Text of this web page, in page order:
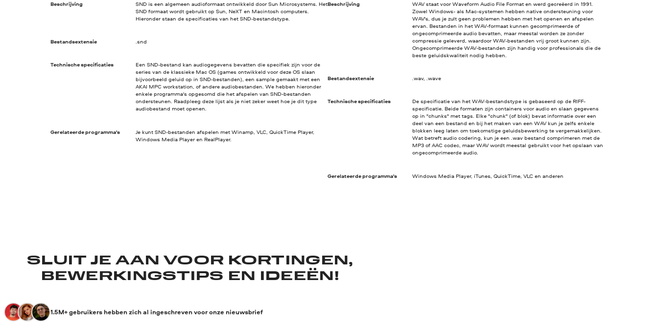
Beschrijving
SND is een algemeen audioformaat ontwikkeld door Sun Microsystems. Het
SND formaat wordt gebruikt op Sun, NeXT en Macintosh computers.
Hieronder staan de specificaties van het SND-bestandstype.
Bestandsextensie .snd
Technische specificaties
Een SND-bestand kan audiogegevens bevatten die specifiek zijn voor de
series van de klassieke Mac OS (games ontwikkeld voor deze OS slaan
bijvoorbeeld geluid op in SND-bestanden), een sample gemaakt met een
AKAI MPC workstation, of andere audiobestanden. We hebben hieronder
enkele programma's opgesomd die het afspelen van SND-bestanden
ondersteunen. Raadpleeg deze lijst als je niet zeker weet hoe je dit type
audiobestand moet openen.
Gerelateerde programma's
Je kunt SND-bestanden afspelen met Winamp, VLC, QuickTime Player,
Windows Media Player en RealPlayer.
Beschrijving
WAV staat voor Waveform Audio File Format en werd gecreëerd in 1991.
Zowel Windows- als Mac-systemen hebben native ondersteuning voor
WAV's, dus je zult geen problemen hebben met het openen en afspelen
ervan. Bestanden in het WAV-formaat kunnen gecomprimeerde of
ongecomprimeerde audio bevatten, maar meestal worden ze zonder
compressie geleverd, waardoor WAV-bestanden vrij groot kunnen zijn.
Ongecomprimeerde WAV-bestanden zijn handig voor professionals die de
beste geluidskwaliteit nodig hebben.
Bestandsextensie .wav, .wave
Technische specificaties
De specificatie van het WAV-bestandstype is gebaseerd op de RIFF-
specificatie. Beide formaten zijn containers voor audio en slaan gegevens
op in "chunks" met tags. Elke "chunk" (of blok) bevat informatie over een
deel van een bestand en bij het maken van een WAV kun je zelfs enkele
blokken leeg laten om toekomstige geluidsbewerking te vergemakkelijken.
Wat betreft audio codering, kun je een .wav bestand comprimeren met de
MP3 of AAC codec, maar WAV wordt meestal gebruikt voor het opslaan van
ongecomprimeerde audio.
Gerelateerde programma's Windows Media Player, iTunes, QuickTime, VLC en anderen
SLUIT JE AAN VOOR KORTINGEN,
BEWERKINGSTIPS EN IDEEËN!
1.5M+ gebruikers hebben zich al ingeschreven voor onze nieuwsbrief